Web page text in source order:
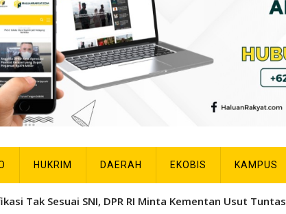
HUKRIM DAERAH EKOBIS KAMPUS
Tak Sesuai SNI, DPR RI Minta Kementan Usut Tuntas